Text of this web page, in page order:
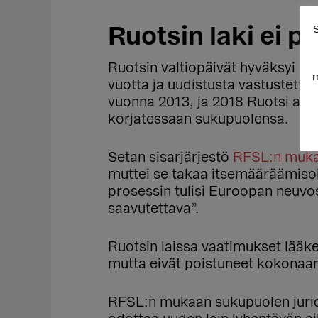
Ruotsin laki ei
Ruotsin valtiopäivät hyväksyi
vuotta ja uudistusta
vuonna 2013, ja 2018 Ruotsi
korjatessaan sukupuolensa.
Setan sisarjärjestö RFSL:n
muttei se takaa
prosessin tulisi Euroopan
saavutettava”.
Ruotsin laissa vaatimukset
mutta eivät poistuneet
RFSL:n mukaan sukupuolen